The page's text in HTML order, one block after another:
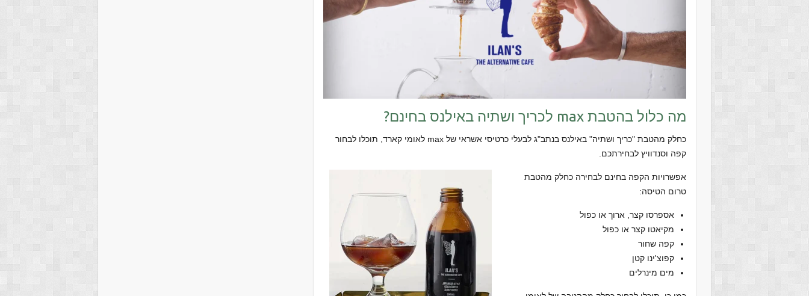
מה כלול בהטבת max לכריך ושתיה באילנס בחינם?
כחלק מהטבת "כריך ושתיה" באילנס בנתב"ג לבעלי כרטיסי אשראי של max לאומי קארד, תוכלו לבחור
קפה וסנדוויץ לבחירתכם.
אפשרויות הקפה בחינם לבחירה כחלק מהטבת
טרום הטיסה:
אספרסו קצר, ארוך או כפול
מקיאטו קצר או כפול
קפה שחור
קפוצ'ינו קטן
מים מינרלים